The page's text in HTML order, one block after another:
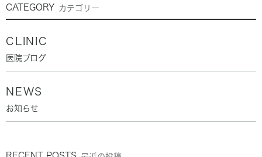
CATEGORY カテゴリー
CLINIC
医院ブログ
NEWS
お知らせ